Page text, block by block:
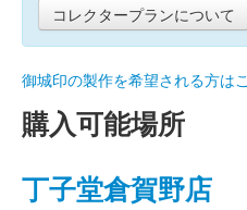
コレクタープランについて
御城印の製作を希望される方は
購入可能場所
丁子堂倉賀野店